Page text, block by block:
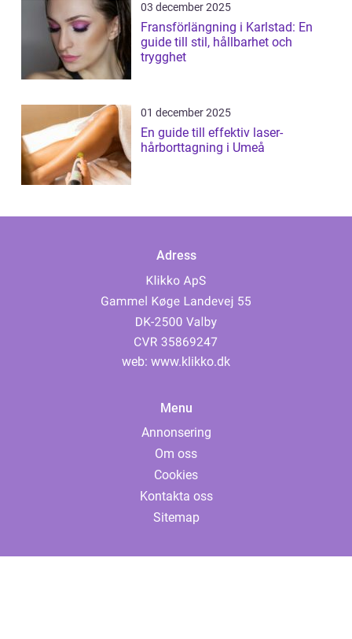
03 december 2025
Fransförlängning i Karlstad: En
guide till stil, hållbarhet och
trygghet
01 december 2025
En guide till effektiv laser-
hårborttagning i Umeå
Adress
web: www.klikko.dk
Menu
Annonsering
Om oss
Cookies
Kontakta oss
Sitemap